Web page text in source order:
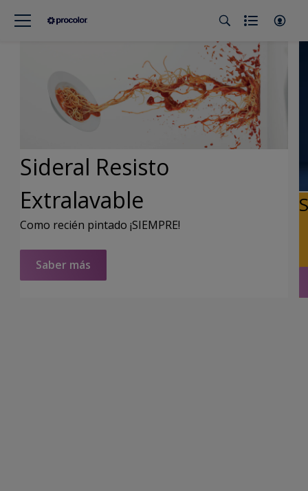
Sideral Resisto
Extralavable
Como recién pintado ¡SIEMPRE!
Saber más